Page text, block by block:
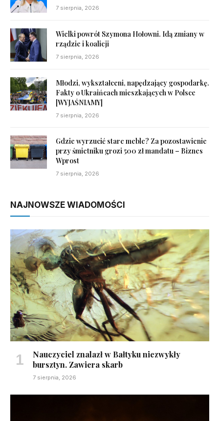
7 sierpnia, 2026
Wielki powrót Szymona Hołowni. Idą zmiany w
rządzie i koalicji
7 sierpnia, 2026
Młodzi, wykształceni, napędzający gospodarkę.
Fakty o Ukraińcach mieszkających w Polsce
[WYJAŚNIAMY]
7 sierpnia, 2026
Gdzie wyrzucić stare meble? Za pozostawienie
przy śmietniku grozi 500 zł mandatu – Biznes
Wprost
7 sierpnia, 2026
NAJNOWSZE WIADOMOŚCI
Nauczyciel znalazł w Bałtyku niezwykły
bursztyn. Zawiera skarb
7 sierpnia, 2026